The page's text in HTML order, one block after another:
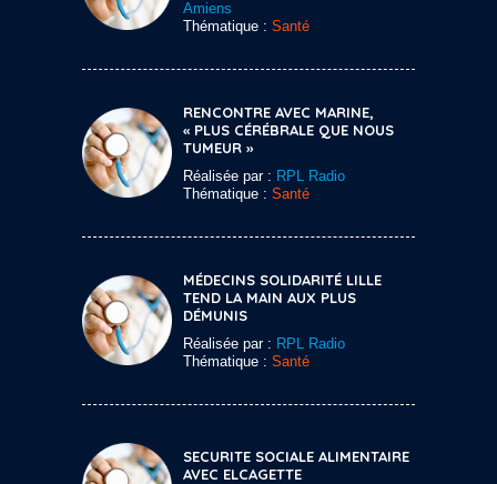
Amiens
Thématique : Santé
RENCONTRE AVEC MARINE,
« PLUS CÉRÉBRALE QUE NOUS
TUMEUR »
Réalisée par : RPL Radio
Thématique : Santé
MÉDECINS SOLIDARITÉ LILLE
TEND LA MAIN AUX PLUS
DÉMUNIS
Réalisée par : RPL Radio
Thématique : Santé
SECURITE SOCIALE ALIMENTAIRE
AVEC ELCAGETTE